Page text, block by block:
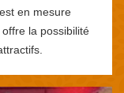
en mesure
la possibilité